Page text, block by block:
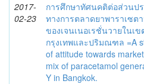
2017-
02-23
การศึกษาทัศนคติต่อส่วนป
ทางการตลาดยาพาราเซต
ของเจนเนอเรชั่นวายในเข
กรุงเทพและปริมณฑล =A
of attitude towards
mix of paracetamol
Y in Bangkok.